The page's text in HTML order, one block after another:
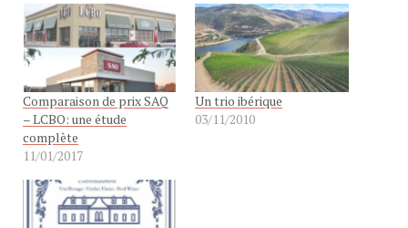
Comparaison de prix SAQ
– LCBO: une étude
complète
11/01/2017
Un trio ibérique
03/11/2010